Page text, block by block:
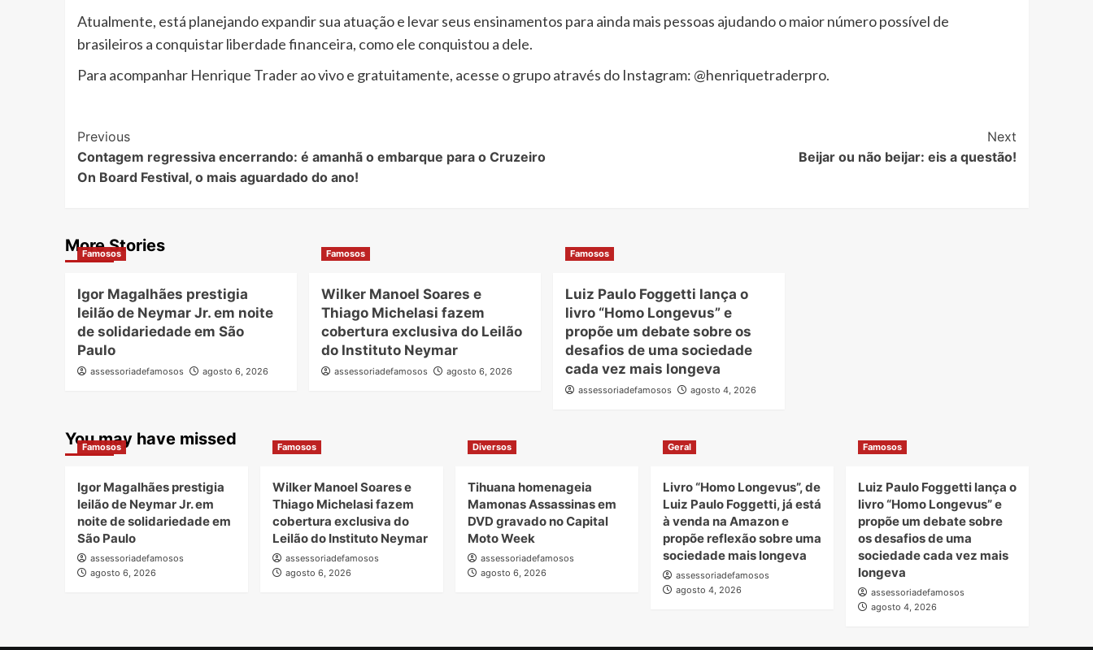
Atualmente, está planejando expandir sua atuação e levar seus ensinamentos para ainda mais pessoas ajudando o maior número possível de
brasileiros a conquistar liberdade financeira, como ele conquistou a dele.
Para acompanhar Henrique Trader ao vivo e gratuitamente, acesse o grupo através do Instagram: @henriquetraderpro.
Post
Navigation
Previous
Contagem regressiva encerrando: é amanhã o embarque para o Cruzeiro
On Board Festival, o mais aguardado do ano!
Next
Beijar ou não beijar: eis a questão!
More Stories
Famosos
Igor Magalhães prestigia
leilão de Neymar Jr. em noite
de solidariedade em São
Paulo
assessoriadefamosos agosto 6, 2026
Famosos
Wilker Manoel Soares e
Thiago Michelasi fazem
cobertura exclusiva do Leilão
do Instituto Neymar
assessoriadefamosos agosto 6, 2026
Famosos
Luiz Paulo Foggetti lança o
livro “Homo Longevus” e
propõe um debate sobre os
desafios de uma sociedade
cada vez mais longeva
assessoriadefamosos agosto 4, 2026
You may have missed
Famosos
Igor Magalhães prestigia
leilão de Neymar Jr. em
noite de solidariedade em
São Paulo
assessoriadefamosos
agosto 6, 2026
Famosos
Wilker Manoel Soares e
Thiago Michelasi fazem
cobertura exclusiva do
Leilão do Instituto Neymar
assessoriadefamosos
agosto 6, 2026
Diversos
Tihuana homenageia
Mamonas Assassinas em
DVD gravado no Capital
Moto Week
assessoriadefamosos
agosto 6, 2026
Geral
Livro “Homo Longevus”, de
Luiz Paulo Foggetti, já está
à venda na Amazon e
propõe reflexão sobre uma
sociedade mais longeva
assessoriadefamosos
agosto 4, 2026
Famosos
Luiz Paulo Foggetti lança o
livro “Homo Longevus” e
propõe um debate sobre
os desafios de uma
sociedade cada vez mais
longeva
assessoriadefamosos
agosto 4, 2026